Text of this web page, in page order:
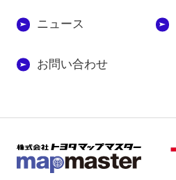
ニュース
お問い合わせ